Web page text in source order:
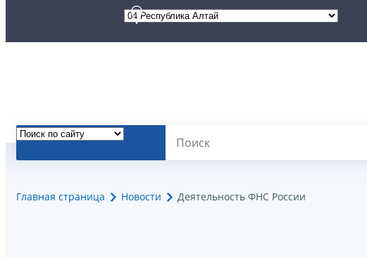
Главная страница Новости Деятельность ФНС России